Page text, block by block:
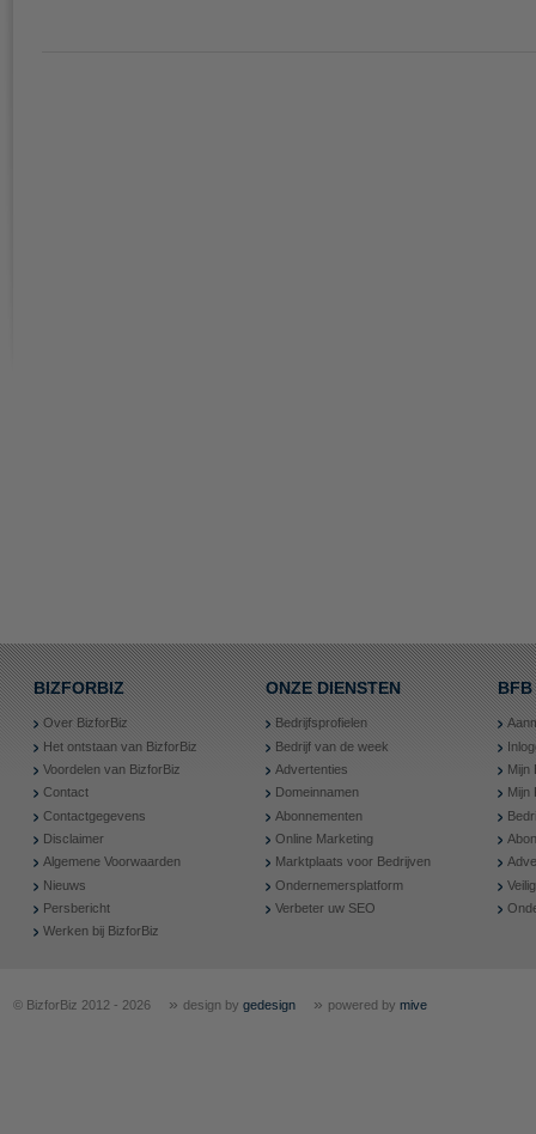
BIZFORBIZ
Over BizforBiz
Het ontstaan van BizforBiz
Voordelen van BizforBiz
Contact
Contactgegevens
Disclaimer
Algemene Voorwaarden
Nieuws
Persbericht
Werken bij BizforBiz
ONZE DIENSTEN
Bedrijfsprofielen
Bedrijf van de week
Advertenties
Domeinnamen
Abonnementen
Online Marketing
Marktplaats voor Bedrijven
Ondernemersplatform
Verbeter uw SEO
BFB
Mijn
Mijn
© BizforBiz 2012 - 2026 » design by gedesign » powered by mive